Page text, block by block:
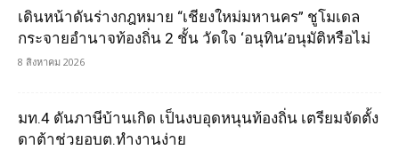
เดินหน้าดันร่างกฎหมาย “เชียงใหม่มหานคร” ชูโมเดล
กระจายอำนาจท้องถิ่น 2 ชั้น วัดใจ ‘อนุทิน’อนุมัติหรือไม่
8 สิงหาคม 2026
มท.4 ดันภาษีบ้านเกิด เป็นงบอุดหนุนท้องถิ่น เตรียมจัดตั้ง
ดาต้าช่วยอบต.ทำงานง่าย